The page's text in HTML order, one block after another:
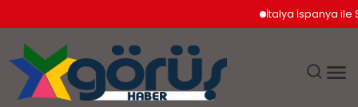
İtalya İspanya ile